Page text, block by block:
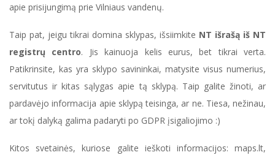
apie prisijungimą prie Vilniaus vandenų.
Taip pat, jeigu tikrai domina sklypas, išsiimkite NT išrašą iš NT
registrų centro. Jis kainuoja kelis eurus, bet tikrai verta.
Patikrinsite, kas yra sklypo savininkai, matysite visus numerius,
servitutus ir kitas sąlygas apie tą sklypą. Taip galite žinoti, ar
pardavėjo informacija apie sklypą teisinga, ar ne. Tiesa, nežinau,
ar tokį dalyką galima padaryti po GDPR įsigaliojimo :)
Kitos svetainės, kuriose galite ieškoti informacijos: maps.lt,